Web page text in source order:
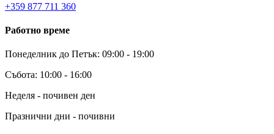
+359 877 711 360
Работно време
Понеделник до Петък: 09:00 - 19:00
Събота: 10:00 - 16:00
Неделя - почивен ден
Празнични дни - почивни